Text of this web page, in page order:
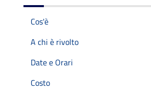
Cos'è
A chi è rivolto
Date e Orari
Costo